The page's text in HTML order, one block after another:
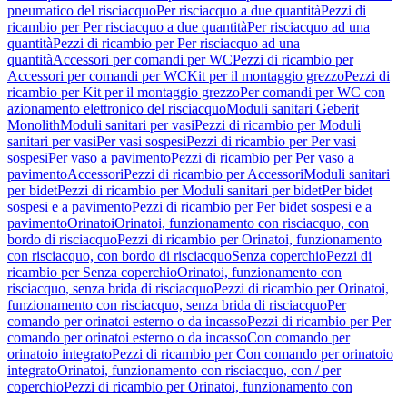
pneumatico del risciacquoPer risciacquo a due quantitàPezzi di
ricambio per Per risciacquo a due quantitàPer risciacquo ad una
quantitàPezzi di ricambio per Per risciacquo ad una
quantitàAccessori per comandi per WCPezzi di ricambio per
Accessori per comandi per WCKit per il montaggio grezzoPezzi di
ricambio per Kit per il montaggio grezzoPer comandi per WC con
azionamento elettronico del risciacquoModuli sanitari Geberit
MonolithModuli sanitari per vasiPezzi di ricambio per Moduli
sanitari per vasiPer vasi sospesiPezzi di ricambio per Per vasi
sospesiPer vaso a pavimentoPezzi di ricambio per Per vaso a
pavimentoAccessoriPezzi di ricambio per AccessoriModuli sanitari
per bidetPezzi di ricambio per Moduli sanitari per bidetPer bidet
sospesi e a pavimentoPezzi di ricambio per Per bidet sospesi e a
pavimentoOrinatoiOrinatoi, funzionamento con risciacquo, con
bordo di risciacquoPezzi di ricambio per Orinatoi, funzionamento
con risciacquo, con bordo di risciacquoSenza coperchioPezzi di
ricambio per Senza coperchioOrinatoi, funzionamento con
risciacquo, senza brida di risciacquoPezzi di ricambio per Orinatoi,
funzionamento con risciacquo, senza brida di risciacquoPer
comando per orinatoi esterno o da incassoPezzi di ricambio per Per
comando per orinatoi esterno o da incassoCon comando per
orinatoio integratoPezzi di ricambio per Con comando per orinatoio
integratoOrinatoi, funzionamento con risciacquo, con / per
coperchioPezzi di ricambio per Orinatoi, funzionamento con